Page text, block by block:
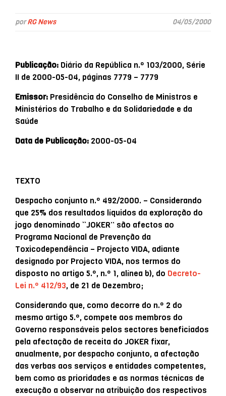
porRG News 04/05/2000
Publicação: Diário da República n.º 103/2000, Série
II de 2000-05-04, páginas 7779 – 7779
Emissor: Presidência do Conselho de Ministros e
Ministérios do Trabalho e da Solidariedade e da
Saúde
Data de Publicação: 2000-05-04
TEXTO
Despacho conjunto n.º 492/2000. – Considerando
que 25% dos resultados líquidos da exploração do
jogo denominado “JOKER” são afectos ao
Programa Nacional de Prevenção da
Toxicodependência – Projecto VIDA, adiante
designado por Projecto VIDA, nos termos do
disposto no artigo 5.º, n.º 1, alínea b), do Decreto-
Lei n.º 412/93, de 21 de Dezembro;
Considerando que, como decorre do n.º 2 do
mesmo artigo 5.º, compete aos membros do
Governo responsáveis pelos sectores beneficiados
pela afectação de receita do JOKER fixar,
anualmente, por despacho conjunto, a afectação
das verbas aos serviços e entidades competentes,
bem como as prioridades e as normas técnicas de
execução a observar na atribuição dos respectivos